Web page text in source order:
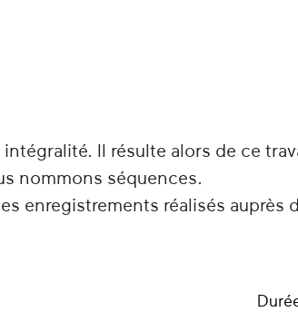
Il résulte alors de ce
nommons séquences.
enregistrements réalisés auprès